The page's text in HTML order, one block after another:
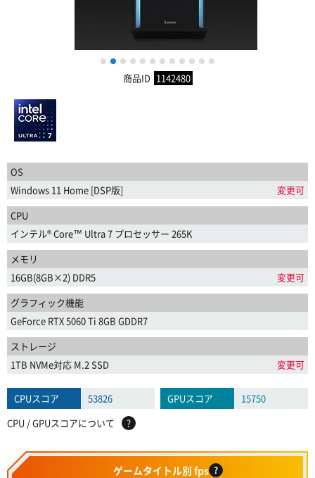
1 2 3 4 5 6 7 8 9 10 11
商品ID 1142480
OS
Windows 11 Home [DSP版]
変更可
CPU
インテル® Core™ Ultra 7 プロセッサー 265K
メモリ
16GB(8GB×2) DDR5
変更可
グラフィック機能
GeForce RTX 5060 Ti 8GB GDDR7
ストレージ
1TB NVMe対応 M.2 SSD
変更可
CPUスコア 53826 GPUスコア
15750
CPU / GPUスコアについて
?
ゲームタイトル別 fps ?